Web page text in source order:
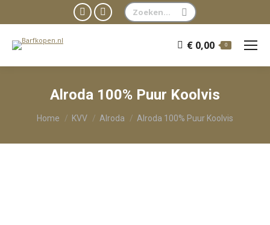
Facebook
in
window
WhatsApp
in
window
Zoeken:
€ 0,00 0
Alroda 100% Puur Koolvis
Je bent hier:
Home KVV Alroda Alroda 100% Puur Koolvis